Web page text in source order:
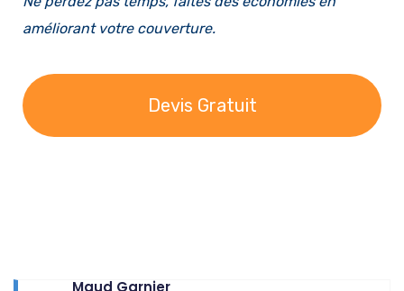
améliorant votre couverture.
Devis Gratuit
Maud Garnier